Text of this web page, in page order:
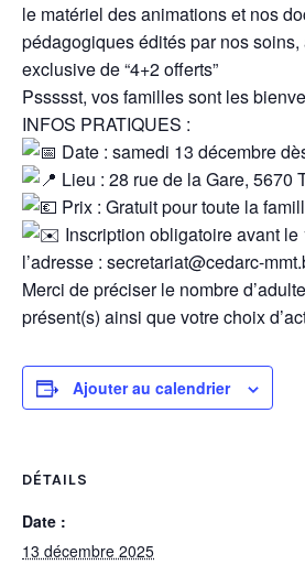
le matériel des animations et nos
pédagogiques édités par nos
exclusive de “4+2 offerts”
Pssssst, vos familles sont les
INFOS PRATIQUES :
Date : samedi 13 décembre
Lieu : 28 rue de la Gare, 5670
Prix : Gratuit pour toute la
Inscription obligatoire avant le
l’adresse : secretariat@cedarc-
Merci de préciser le nombre
présent(s) ainsi que votre choix
Ajouter au calendrier
DÉTAILS
Date :
13 décembre 2025